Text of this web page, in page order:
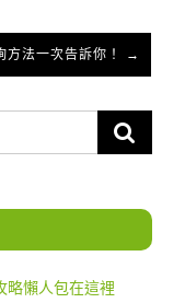
方法一次告訴你！ →
略懶人包在這裡